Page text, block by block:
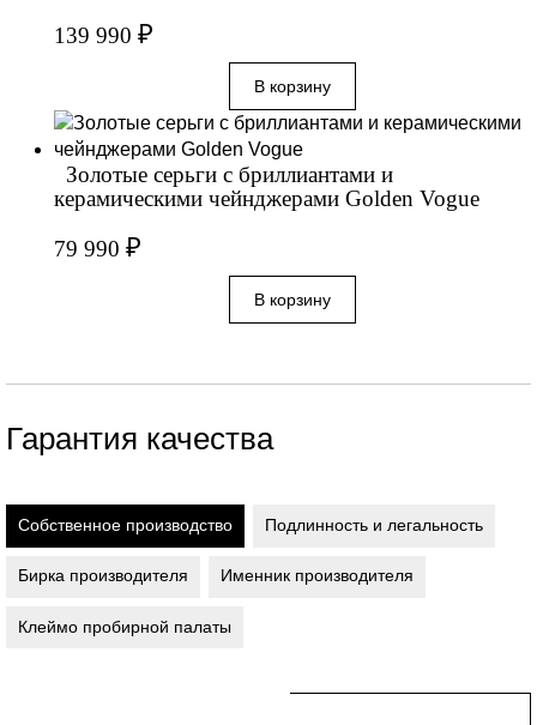
139 990 ₽
Золотые серьги с бриллиантами и
керамическими чейнджерами Golden Vogue
79 990 ₽
Гарантия качества
Собственное производство Подлинность и легальность
Бирка производителя Именник производителя
Клеймо пробирной палаты